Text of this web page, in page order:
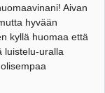
Aivan
hyvään
kyllä huomaa että
luistelu-uralla